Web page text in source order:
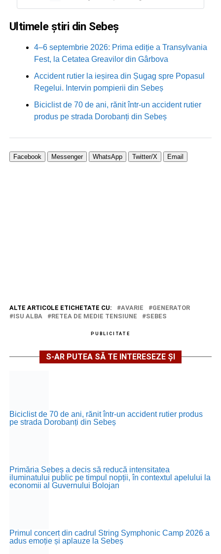
Ultimele știri din Sebeș
4–6 septembrie 2026: Prima ediție a Transylvania
Fest, la Cetatea Greavilor din Gârbova
Accident rutier la ieșirea din Șugag spre Popasul
Regelui. Intervin pompierii din Sebeș
Biciclist de 70 de ani, rănit într-un accident rutier
produs pe strada Dorobanți din Sebeș
Facebook Messenger WhatsApp Twitter/X Email
ALTE ARTICOLE ETICHETATE CU: AVARIE
GENERATOR
ISU ALBA
RETEA DE MEDIE TENSIUNE SEBES
PUBLICITATE
S-AR PUTEA SĂ TE INTERESEZE ȘI
Biciclist de 70 de ani, rănit într-un accident rutier produs
pe strada Dorobanți din Sebeș
Primăria Sebeș a decis să reducă intensitatea
iluminatului public pe timpul nopții, în contextul apelului la
economii al Guvernului Bolojan
Primul concert din cadrul String Symphonic Camp 2026 a
adus emoție și aplauze la Sebeș